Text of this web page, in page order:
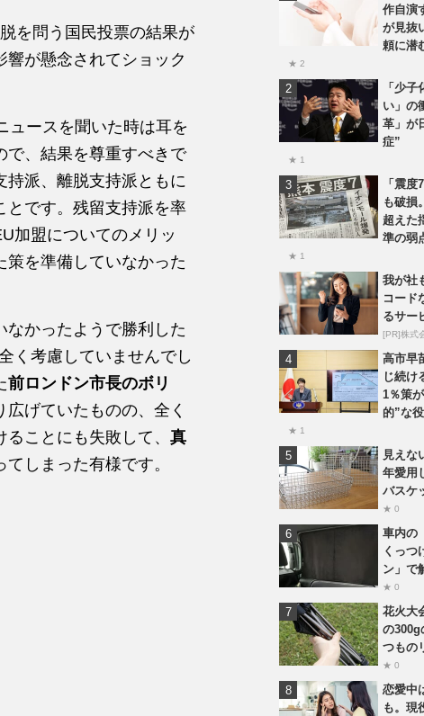
を問う国民投票の結果が
が懸念されてショック
ュースを聞いた時は耳を
で、結果を尊重すべきで
持派、離脱支持派ともに
とです。残留支持派を率
加盟についてのメリッ
策を準備していなかった
かったようで勝利した
く考慮していませんでし
前ロンドン市長のボリ
げていたものの、全く
ことにも失敗して、 真
しまった有様です。
作自演
が見抜
頼に潜
★ 2
「少
い」の
革」が
症”
★ 1
「震
も破損
超えた
準の弱
★ 1
我が社
コード
るサー
[PR]株式
高市早
じ続け
1％策
的”な
★ 1
見えな
年愛用
バスケ
★ 0
車内の
くっつ
ン」で
★ 0
花火大
の300g
つもの
★ 0
恋愛中
も。現